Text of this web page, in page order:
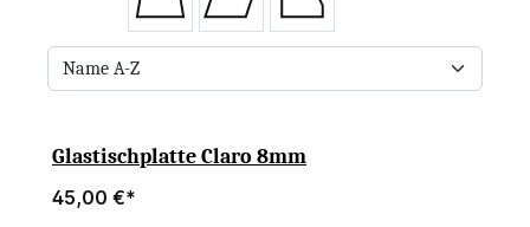
Glastischplatte Claro 8mm
45,00 €*